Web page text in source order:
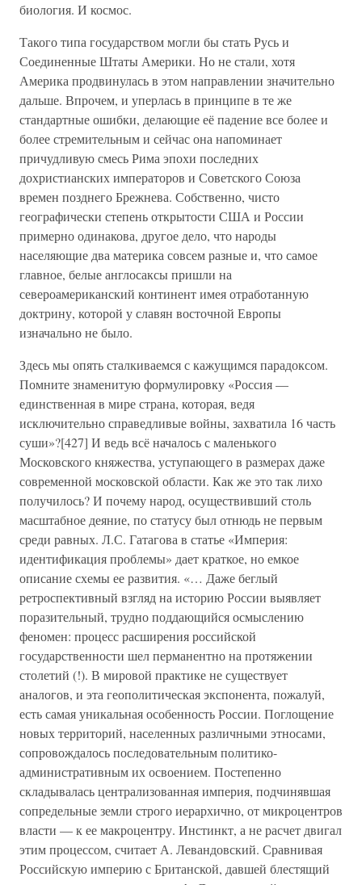
биология. И космос.
Такого типа государством могли бы стать Русь и
Соединенные Штаты Америки. Но не стали, хотя
Америка продвинулась в этом направлении значительно
дальше. Впрочем, и уперлась в принципе в те же
стандартные ошибки, делающие её падение все более и
более стремительным и сейчас она напоминает
причудливую смесь Рима эпохи последних
дохристианских императоров и Советского Союза
времен позднего Брежнева. Собственно, чисто
географически степень открытости США и России
примерно одинакова, другое дело, что народы
населяющие два материка совсем разные и, что самое
главное, белые англосаксы пришли на
североамериканский континент имея отработанную
доктрину, которой у славян восточной Европы
изначально не было.
Здесь мы опять сталкиваемся с кажущимся парадоксом.
Помните знаменитую формулировку «Россия —
единственная в мире страна, которая, ведя
исключительно справедливые войны, захватила 16 часть
суши»?[427] И ведь всё началось с маленького
Московского княжества, уступающего в размерах даже
современной московской области. Как же это так лихо
получилось? И почему народ, осуществивший столь
масштабное деяние, по статусу был отнюдь не первым
среди равных. Л.С. Гатагова в статье «Империя:
идентификация проблемы» дает краткое, но емкое
описание схемы ее развития. «… Даже беглый
ретроспективный взгляд на историю России выявляет
поразительный, трудно поддающийся осмыслению
феномен: процесс расширения российской
государственности шел перманентно на протяжении
столетий (!). В мировой практике не существует
аналогов, и эта геополитическая экспонента, пожалуй,
есть самая уникальная особенность России. Поглощение
новых территорий, населенных различными этносами,
сопровождалось последовательным политико-
административным их освоением. Постепенно
складывалась централизованная империя, подчинявшая
сопредельные земли строго иерархично, от микроцентров
власти — к ее макроцентру. Инстинкт, а не расчет двигал
этим процессом, считает А. Левандовский. Сравнивая
Российскую империю с Британской, давшей блестящий